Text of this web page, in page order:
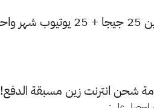
شحن انترنتزين مسبقة الدفع!